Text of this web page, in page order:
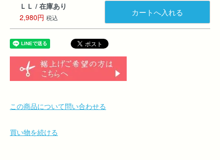
ＬＬ / 在庫あり
2,980円 税込
カートへ入れる
この商品について問い合わせる
買い物を続ける